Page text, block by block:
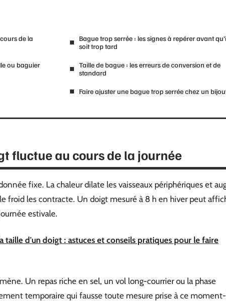
de la
ou baguier
Bague trop serrée : les signes à repérer avant
soit trop tard
Taille de bague : les erreurs de conversion et de
standard
Faire ajuster une bague trop serrée chez un
fluctue au cours de la journée
fixe. La chaleur dilate les vaisseaux périphériques et
froid les contracte. Un doigt mesuré à 8 h en hiver peut
estivale.
taille d'un doigt : astuces et conseils pratiques pour le faire
Un repas riche en sel, un vol long-courrier ou la phase
temporaire qui fausse toute mesure prise à ce